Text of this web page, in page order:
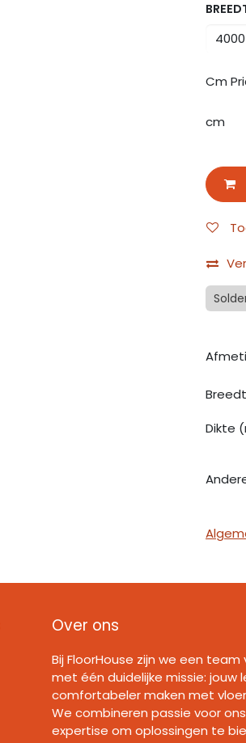
Cm
cm
Dikte
Over ons
Bij FloorHouse zijn we een
met één duidelijke missie: jouw
comfortabeler maken met
We combineren passie voor
expertise om oplossingen te